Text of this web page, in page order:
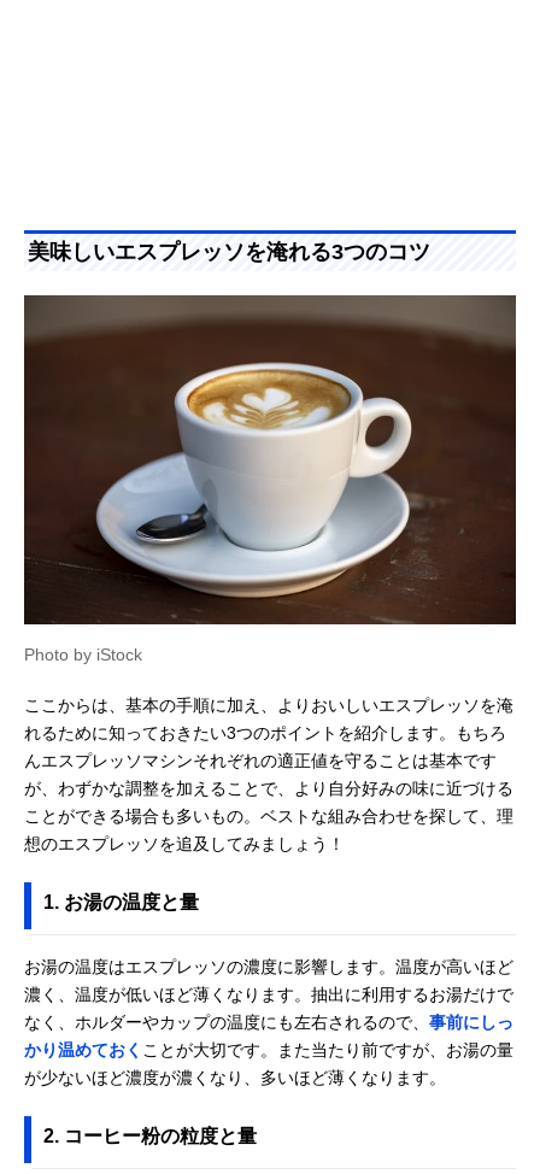
美味しいエスプレッソを淹れる3つのコツ
Photo by iStock
ここからは、基本の手順に加え、よりおいしいエスプレッソを淹
れるために知っておきたい3つのポイントを紹介します。もちろ
んエスプレッソマシンそれぞれの適正値を守ることは基本です
が、わずかな調整を加えることで、より自分好みの味に近づける
ことができる場合も多いもの。ベストな組み合わせを探して、理
想のエスプレッソを追及してみましょう！
1. お湯の温度と量
お湯の温度はエスプレッソの濃度に影響します。温度が高いほど
濃く、温度が低いほど薄くなります。抽出に利用するお湯だけで
なく、ホルダーやカップの温度にも左右されるので、 事前にしっ
かり温めておく ことが大切です。また当たり前ですが、お湯の量
が少ないほど濃度が濃くなり、多いほど薄くなります。
2. コーヒー粉の粒度と量